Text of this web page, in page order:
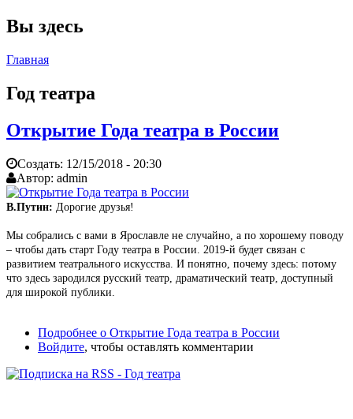
Вы здесь
Главная
Год театра
Открытие Года театра в России
Создать: 12/15/2018 - 20:30
Автор: admin
В.Путин: Дорогие друзья!
Мы собрались с вами в Ярославле не случайно, а по хорошему поводу
– чтобы дать старт Году театра в России. 2019‑й будет связан с
развитием театрального искусства. И понятно, почему здесь: потому
что здесь зародился русский театр, драматический театр, доступный
для широкой публики.
Подробнее о Открытие Года театра в России
Войдите, чтобы оставлять комментарии